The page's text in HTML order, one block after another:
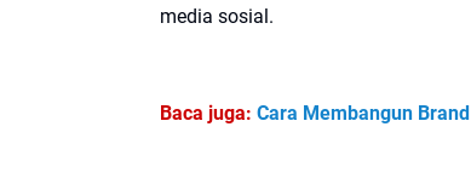
media sosial.
Baca juga: Cara Membangun